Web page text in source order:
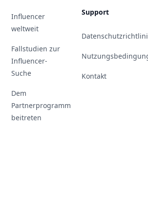
Influencer
weltweit
Fallstudien zur
Influencer-
Suche
Dem
Partnerprogramm
beitreten
Support
Kontakt